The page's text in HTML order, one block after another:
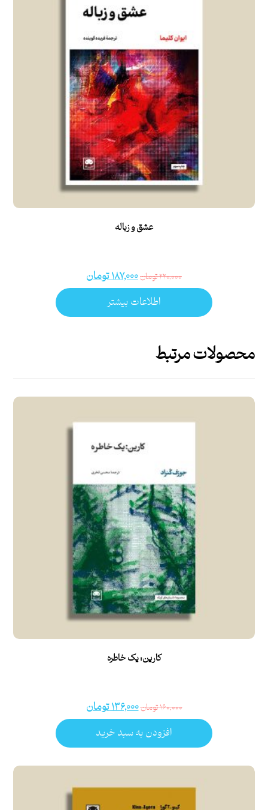
عشق و زباله
۲۲۰,۰۰۰تومان۱۸۷,۰۰۰تومان
اطلاعات بیشتر
محصولات مرتبط
کارین: یک خاطره
۱۶۰,۰۰۰تومان۱۳۶,۰۰۰تومان
افزودن به سبد خرید